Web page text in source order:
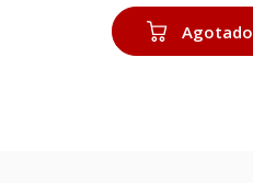
Agotado